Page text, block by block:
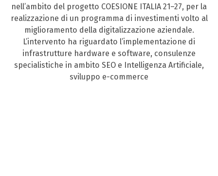
nell’ambito del progetto COESIONE ITALIA 21–27, per la
realizzazione di un programma di investimenti volto al
miglioramento della digitalizzazione aziendale.
L’intervento ha riguardato l’implementazione di
infrastrutture hardware e software, consulenze
specialistiche in ambito SEO e Intelligenza Artificiale,
sviluppo e-commerce